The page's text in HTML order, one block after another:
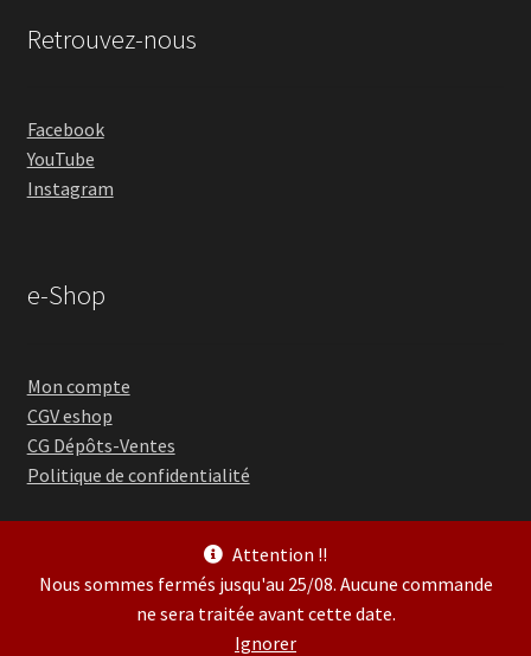
Attention !!
Nous sommes fermés jusqu'au 25/08. Aucune commande
ne sera traitée avant cette date.
Ignorer
Retrouvez-nous
Facebook
YouTube
Instagram
e-Shop
Mon compte
CGV eshop
CG Dépôts-Ventes
Politique de confidentialité
© Guitare Village 2026